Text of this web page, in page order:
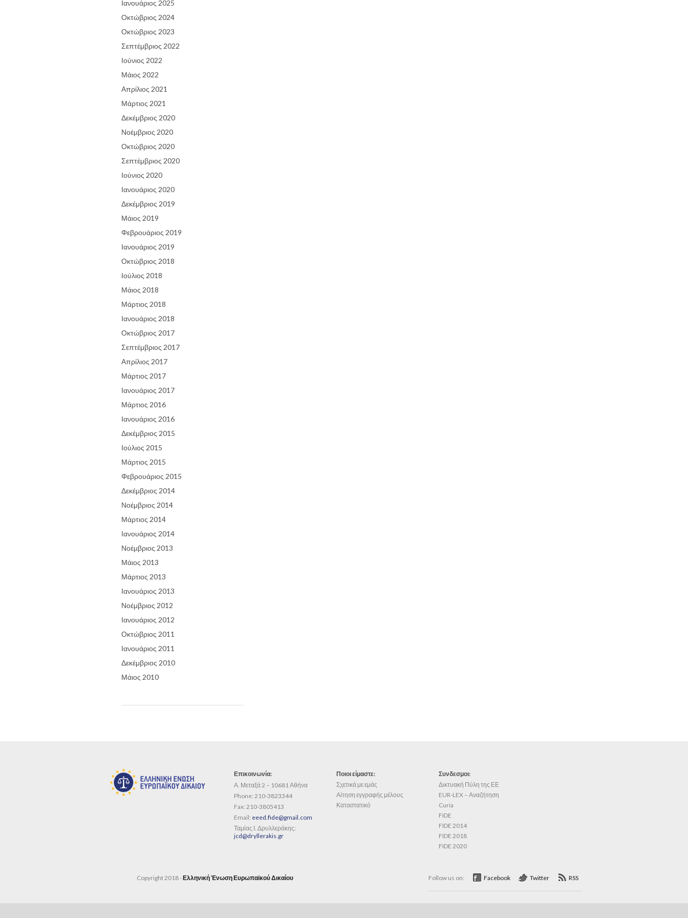
Ιανουάριος 2025
Οκτώβριος 2024
Οκτώβριος 2023
Σεπτέμβριος 2022
Ιούνιος 2022
Μάιος 2022
Απρίλιος 2021
Μάρτιος 2021
Δεκέμβριος 2020
Νοέμβριος 2020
Οκτώβριος 2020
Σεπτέμβριος 2020
Ιούνιος 2020
Ιανουάριος 2020
Δεκέμβριος 2019
Μάιος 2019
Φεβρουάριος 2019
Ιανουάριος 2019
Οκτώβριος 2018
Ιούλιος 2018
Μάιος 2018
Μάρτιος 2018
Ιανουάριος 2018
Οκτώβριος 2017
Σεπτέμβριος 2017
Απρίλιος 2017
Μάρτιος 2017
Ιανουάριος 2017
Μάρτιος 2016
Ιανουάριος 2016
Δεκέμβριος 2015
Ιούλιος 2015
Μάρτιος 2015
Φεβρουάριος 2015
Δεκέμβριος 2014
Νοέμβριος 2014
Μάρτιος 2014
Ιανουάριος 2014
Νοέμβριος 2013
Μάιος 2013
Μάρτιος 2013
Ιανουάριος 2013
Νοέμβριος 2012
Ιανουάριος 2012
Οκτώβριος 2011
Ιανουάριος 2011
Δεκέμβριος 2010
Μάιος 2010
Επικοινωνία:
Α. Μεταξά 2 – 10681 Αθήνα
Phone: 210-3823344
Fax: 210-3805413
Email: eeed.fide@gmail.com
Ταμίας Ι. Δρυλλεράκης:
jcd@dryllerakis.gr
Ποιοι είμαστε:
Σχετικά με εμάς
Αίτηση εγγραφής μέλους
Καταστατικό
Συνδεσμοι:
Δικτυακή Πύλη της ΕΕ
EUR-LEX – Αναζήτηση
Curia
FIDE
FIDE 2014
FIDE 2018
FIDE 2020
Follow us on: Facebook Twitter RSS
Copyright 2018 -Ελληνική Ένωση Ευρωπαϊκού Δικαίου